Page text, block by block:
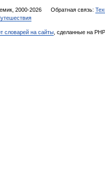
2000-2026 Обратная связь:
словарей на сайты , сделанные на PHP,